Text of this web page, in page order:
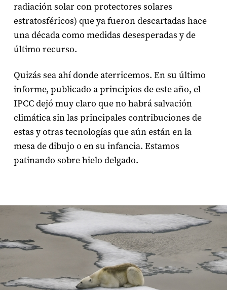
radiación solar con protectores solares
estratosféricos) que ya fueron descartadas hace
una década como medidas desesperadas y de
último recurso.
Quizás sea ahí donde aterricemos. En su último
informe, publicado a principios de este año, el
IPCC dejó muy claro que no habrá salvación
climática sin las principales contribuciones de
estas y otras tecnologías que aún están en la
mesa de dibujo o en su infancia. Estamos
patinando sobre hielo delgado.